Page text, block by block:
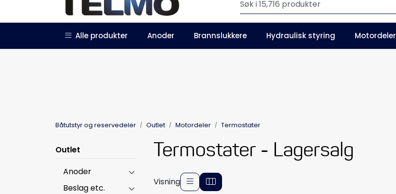
Outlet
Trustpilot | Forhandlersøknad | Våre kataloger
Alle produkter Anoder Brannslukkere Hydraulisk styring Motordeler
Båtutstyr og reservedeler Outlet Motordeler Termostater
Outlet
Anoder
Beslag etc.
Termostater - Lagersalg
Visning